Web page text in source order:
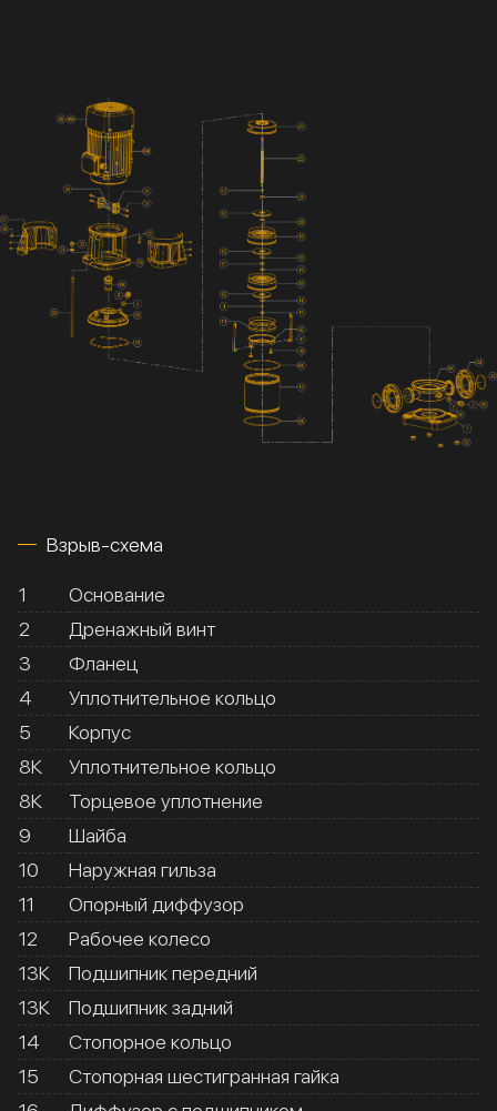
Взрыв-схема
1
Основание
2
Дренажный винт
3
Фланец
4
Уплотнительное кольцо
5
Корпус
8К
Уплотнительное кольцо
8К
Торцевое уплотнение
9
Шайба
10
Наружная гильза
11
Опорный диффузор
12
Рабочее колесо
13К
Подшипник передний
13К
Подшипник задний
14
Стопорное кольцо
15
Стопорная шестигранная гайка